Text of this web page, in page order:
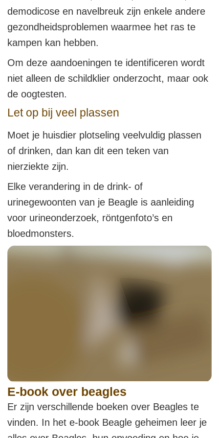
demodicose en navelbreuk zijn enkele andere
gezondheidsproblemen waarmee het ras te
kampen kan hebben.
Om deze aandoeningen te identificeren wordt
niet alleen de schildklier onderzocht, maar ook
de oogtesten.
Let op bij veel plassen
Moet je huisdier plotseling veelvuldig plassen
of drinken, dan kan dit een teken van
nierziekte zijn.
Elke verandering in de drink- of
urinegewoonten van je Beagle is aanleiding
voor urineonderzoek, röntgenfoto’s en
bloedmonsters.
E-book over beagles
Er zijn verschillende boeken over Beagles te
vinden. In het e-book Beagle geheimen leer je